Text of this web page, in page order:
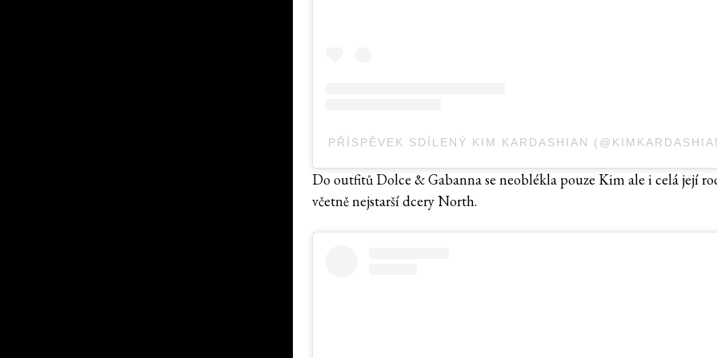
PŘÍSPĚVEK SDÍLENÝ KIM KARDASHIAN
Do outfitů Dolce & Gabanna se neoblékla pouze Kim ale i celá její
včetně nejstarší dcery North.